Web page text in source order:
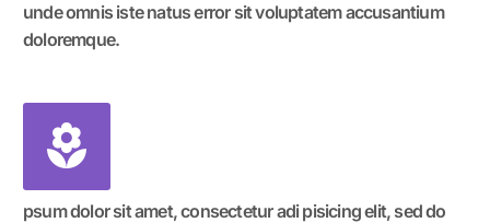
unde omnis iste natus error sit voluptatem accusantium
doloremque.
psum dolor sit amet, consectetur adi pisicing elit, sed do